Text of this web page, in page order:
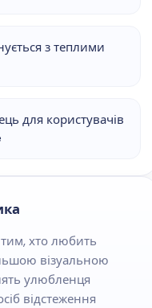
з теплими
для користувачів
хто любить
візуальною
улюбленця
відстеження